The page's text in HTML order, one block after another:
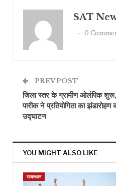
SAT
0
PREV POST
जिला स्तर के ग्रामीण ओलंपिक शुरू,
पारीक ने प्रतियोगिता का झंडारोहण
उद्घाटन
YOU MIGHT ALSO LIKE
राजस्थान